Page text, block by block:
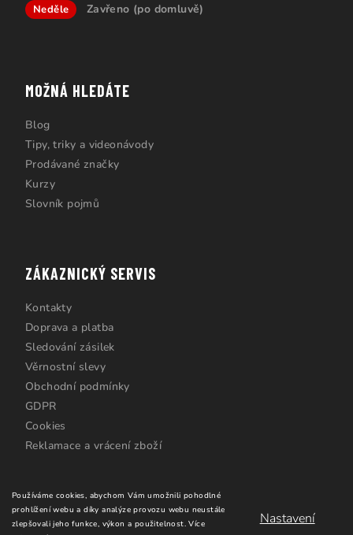
Používáme cookies, abychom Vám umožnili pohodlné
prohlížení webu a díky analýze provozu webu neustále
zlepšovali jeho funkce, výkon a použitelnost.Více
Nastavení
Neděle Zavřeno (po domluvě)
MOŽNÁ HLEDÁTE
Blog
Tipy, triky a videonávody
Prodávané značky
Kurzy
Slovník pojmů
ZÁKAZNICKÝ SERVIS
Kontakty
Doprava a platba
Sledování zásilek
Věrnostní slevy
Obchodní podmínky
GDPR
Cookies
Reklamace a vrácení zboží